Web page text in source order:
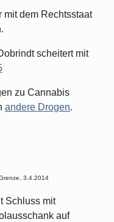
mit dem Rechtsstaat
scheitert mit
zu Cannabis
andere Drogen.
3.4.2014
Schluss mit
auf